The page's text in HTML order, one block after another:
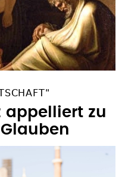
appelliert zu